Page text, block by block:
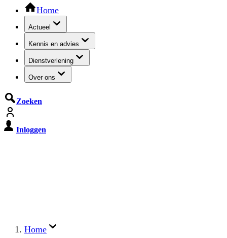
Hoofdnavigatie
Home
Actueel
Kennis en advies
Dienstverlening
Over ons
Zoeken
Inloggen
Home